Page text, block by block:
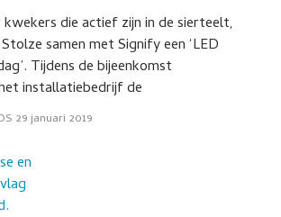
kwekers die actief zijn in de sierteelt,
samen met Signify een ‘LED
Tijdens de bijeenkomst
installatiebedrijf de
29 januari 2019